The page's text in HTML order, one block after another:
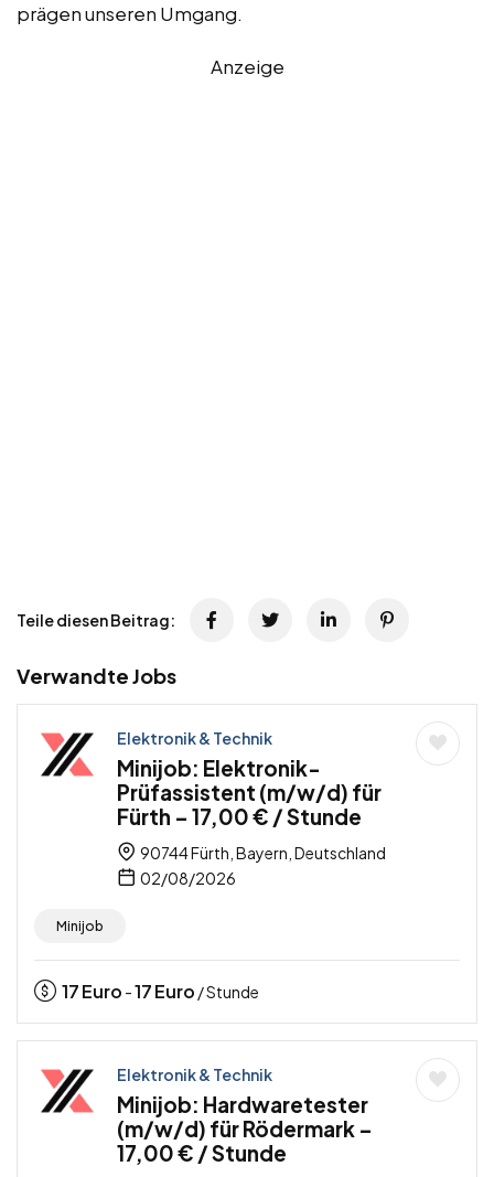
prägen unseren Umgang.
Anzeige
Teile diesen Beitrag:
Verwandte Jobs
Elektronik & Technik
Minijob: Elektronik-
Prüfassistent (m/w/d) für
Fürth – 17,00 € / Stunde
90744 Fürth, Bayern, Deutschland
02/08/2026
Minijob
17Euro -17Euro / Stunde
Elektronik & Technik
Minijob: Hardwaretester
(m/w/d) für Rödermark –
17,00 € / Stunde